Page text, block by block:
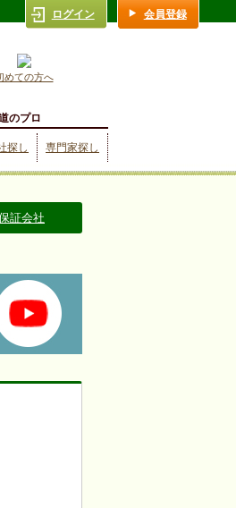
めての方へ
のプロ
探し 専門家探し
ログイン 会員登録
証会社